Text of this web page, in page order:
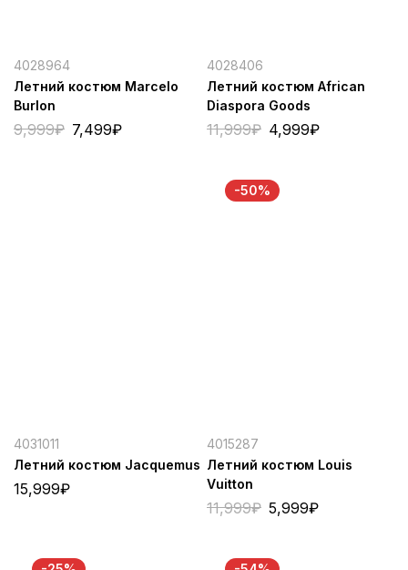
4028964
Летний костюм Marcelo
Burlon
9,999₽ 7,499₽
4028406
Летний костюм African
Diaspora Goods
11,999₽ 4,999₽
4031011
Летний костюм Jacquemus
15,999₽
-50%
4015287
Летний костюм Louis
Vuitton
11,999₽ 5,999₽